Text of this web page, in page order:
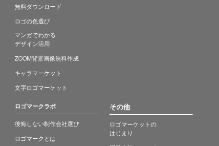
無料ダウンロード
ロゴの色選び
マンガでわかる
デザイン活用
ZOOM背景画像無料作成
キャラマーケット
文字ロゴマーケット
ロゴマークラボ
後悔しない制作会社選び
ロゴマークとは
その他
ロゴマーケットの
はじまり